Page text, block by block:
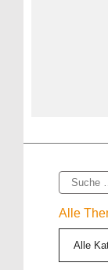
Suche
Alle